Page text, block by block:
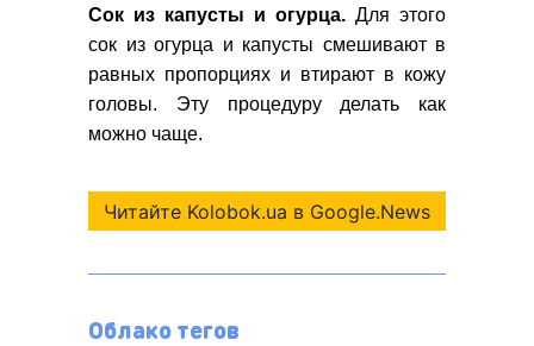
Сок из капусты и огурца. Для этого
сок из огурца и капусты смешивают в
равных пропорциях и втирают в кожу
головы. Эту процедуру делать как
можно чаще.
Читайте Kolobok.ua в Google.News
Облако тегов